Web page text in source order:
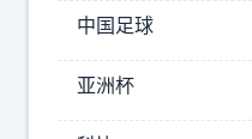
事
真
挺
让
人
中国足球
亚洲杯